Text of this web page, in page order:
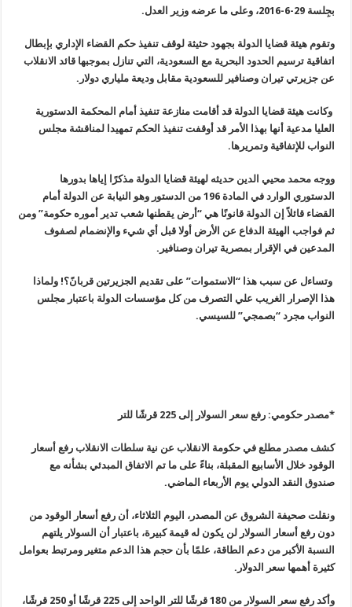
بجِلسة 29-6-2016، وعلى ما عرضه وزير العدل.
وتقوم هيئة قضايا الدولة بجهود حثيثة لوقف تنفيذ حكم القضاء الإداري بإبطال
اتفاقية ترسيم الحدود البحرية مع السعودية، التي تنازل بموجبها قائد الانقلاب
عن جزيرتي تيران وصنافير للسعودية مقابل وديعة ملياري دولار.
وكانت هيئة قضايا الدولة قد أقامت منازعة تنفيذ أمام المحكمة الدستورية
العليا مدعية أنها بهذا الأمر قد أوقفت تنفيذ الحكم تمهيدا لمناقشة مجلس
النواب للإتفاقية وتمريرها.
ووجه محمد محيي الدين حديثه لهيئة قضايا الدولة مذكرًا إياها بدورها
الدستوري الوارد في المادة 196 من الدستور وهو النيابة عن الدولة أمام
القضاء قائلاً إن الدولة قانونًا هي “أرض يقطنها شعب تدير أموره حكومة” ومن
ثم فواجب الهيئة الدفاع عن الأرض أولا قبل أي شيء والإنضمام لصفوف
المدعين في الإقرار بمصرية تيران وصنافير.
وتساءل عن سبب هذا “الاستموات” على تقديم الجزيرتين قربانً؟! ولماذا
هذا الإصرار الغريب علي التصرف من كل مؤسسات الدولة باعتبار مجلس
النواب مجرد “بصمجي” للسيسي.
*مصدر حكومي: رفع سعر السولار إلى 225 قرشًا للتر
كشف مصدر مطلع في حكومة الانقلاب عن نية سلطات الانقلاب رفع أسعار
الوقود خلال الأسابيع المقبلة، بناءً على ما تم الاتفاق المبدئي بشأنه مع
صندوق النقد الدولي يوم الأربعاء الماضي.
ونقلت صحيفة الشروق عن المصدر، اليوم الثلاثاء، أن رفع أسعار الوقود من
دون رفع أسعار السولار لن يكون له قيمة كبيرة، باعتبار أن السولار يلتهم
النسبة الأكبر من دعم الطاقة، علمًا بأن حجم هذا الدعم متغير ومرتبط بعوامل
كثيرة أهمها سعر الدولار.
وأكد رفع سعر السولار من 180 قرشًا للتر الواحد إلى 225 قرشًا أو 250 قرشًا،